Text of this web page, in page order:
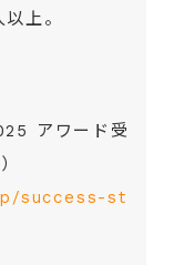
上。
アワード受
success-st